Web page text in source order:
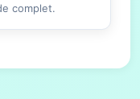
complet.